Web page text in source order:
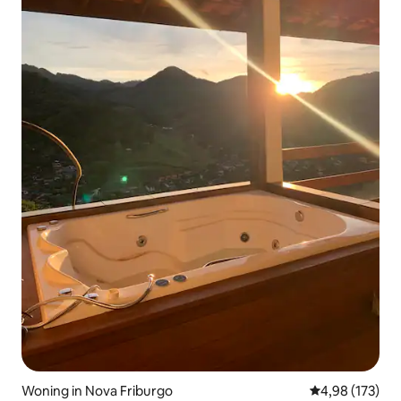
Woning in Nova Friburgo Gemiddelde
4,98 (173)